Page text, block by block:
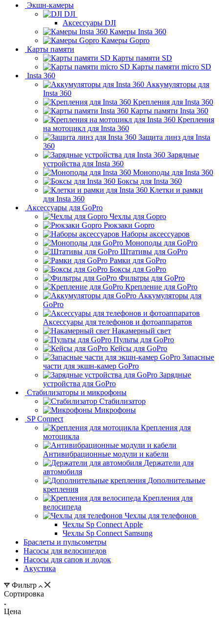
Экшн-камеры
DJI
Аксессуары DJI
Камеры Insta 360
Камеры Gopro
Карты памяти
Карты памяти SD
Карты памяти micro SD
Insta 360
Аккумуляторы для
Insta 360
Крепления для Insta 360
Карты памяти Insta 360
Крепления
на мотоцикл для Insta 360
Защита линз для Insta
360
Зарядные
устройства для Insta 360
Моноподы для Insta 360
Боксы для Insta 360
Клетки и рамки
для Insta 360
Аксессуары для GoPro
Чехлы для Gopro
Рюкзаки Gopro
Наборы аксессуаров
Моноподы для GoPro
Штативы для GoPro
Рамки для GoPro
Боксы для GoPro
Фильтры для GoPro
Крепление для GoPro
Аккумуляторы для
GoPro
Аксессуары для телефонов и фотоаппаратов
Накамерный свет
Пульты для GoPro
Кейсы для GoPro
Запасные
части для экшн-камер GoPro
Зарядные
устройства для GoPro
Стабилизаторы и микрофоны
Стабилизатор
Микрофоны
SP Connect
Крепления для
мотоцикла
Антивибрационные модули и кабели
Держатели для
автомобиля
Дополнительные
крепления
Крепления для
велосипеда
Чехлы для телефонов
Чехлы Sp Connect Apple
Чехлы Sp Connect Samsung
Браслеты и пульсометры
Насосы для велосипедов
Насосы для сапов и лодок
Акустика
Фильтр
Сортировка
Цена